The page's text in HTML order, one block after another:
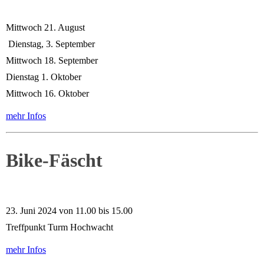
Mittwoch 21. August
Dienstag, 3. September
Mittwoch 18. September
Dienstag 1. Oktober
Mittwoch 16. Oktober
mehr Infos
Bike-Fäscht
23. Juni 2024 von 11.00 bis 15.00
Treffpunkt Turm Hochwacht
mehr Infos